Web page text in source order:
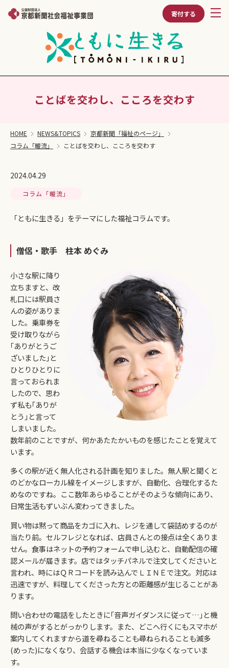
寄付する
ことばを交わし、こころを交わす
HOME NEWS&TOPICS
京都新聞「福祉のページ」
コラム「暖流」
ことばを交わし、こころを交わす
2024.04.29
コラム「暖流」
「ともに生きる」をテーマにした福祉コラムです。
僧侶・歌手 柱本 めぐみ
小さな駅に降り
立ちますと、改
札口には駅員さ
んの姿がありま
した。乗車券を
受け取りながら
｢ありがとうご
ざいました｣と
ひとりひとりに
言っておられま
したので、思わ
ず私も｢ありが
とう｣と言って
しまいました。
数年前のことですが、何かあたたかいものを感じたことを覚えて
います。
多くの駅が近く無人化される計画を知りました。無人駅と聞くと
のどかなローカル線をイメージしますが、自動化、合理化するた
めなのですね。ここ数年あらゆることがそのような傾向にあり、
日常生活もずいぶん変わってきました。
買い物は黙って商品をカゴに入れ、レジを通して袋詰めするのが
当たり前。セルフレジとなれば、店員さんとの接点は全くありま
せん。食事はネットの予約フォームで申し込むと、自動配信の確
認メールが届きます。店ではタッチパネルで注文してくださいと
言われ、時にはＱＲコードを読み込んでＬＩＮＥで注文。対応は
迅速ですが、料理してくださった方との距離感が生じることがあ
ります。
問い合わせの電話をしたときに｢音声ガイダンスに従って…｣と機
械の声がするとがっかりします。また、どこへ行くにもスマホが
案内してくれますから道を尋ねることも尋ねられることも滅多
(めった)になくなり、会話する機会は本当に少なくなっていま
す。